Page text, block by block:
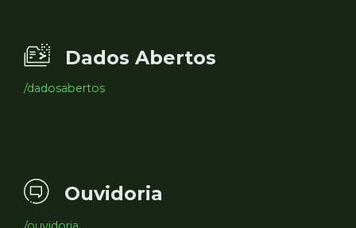
Dados Abertos
/dadosabertos
Ouvidoria